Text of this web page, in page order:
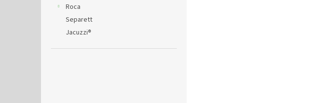
Roca
Separett
Jacuzzi®